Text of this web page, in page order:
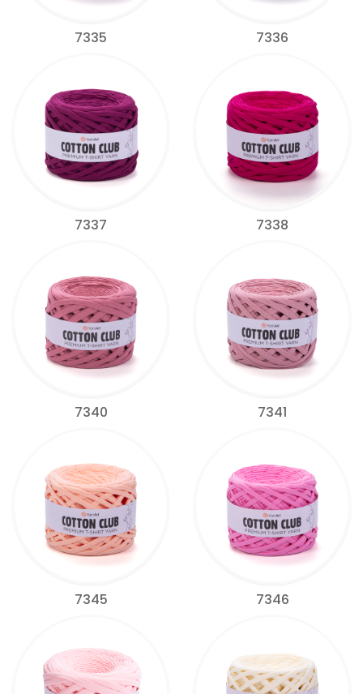
7335 7336
7337 7338
7340 7341
7345 7346